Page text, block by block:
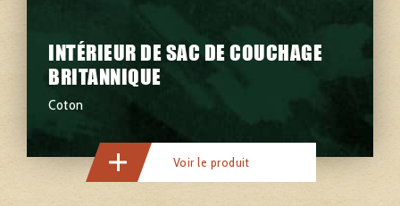
INTÉRIEUR DE SAC DE COUCHAGE
BRITANNIQUE
Coton
Voir le produit